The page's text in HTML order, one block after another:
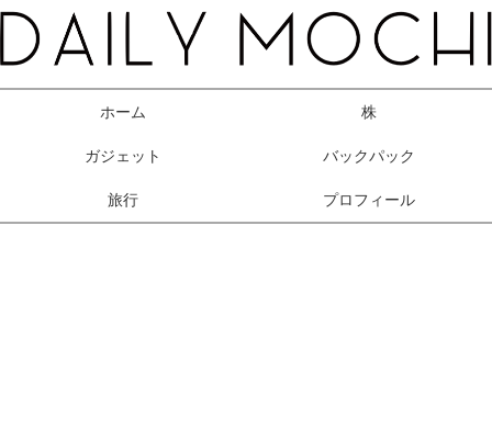
ホーム 株
ガジェット バックパック
旅行 プロフィール